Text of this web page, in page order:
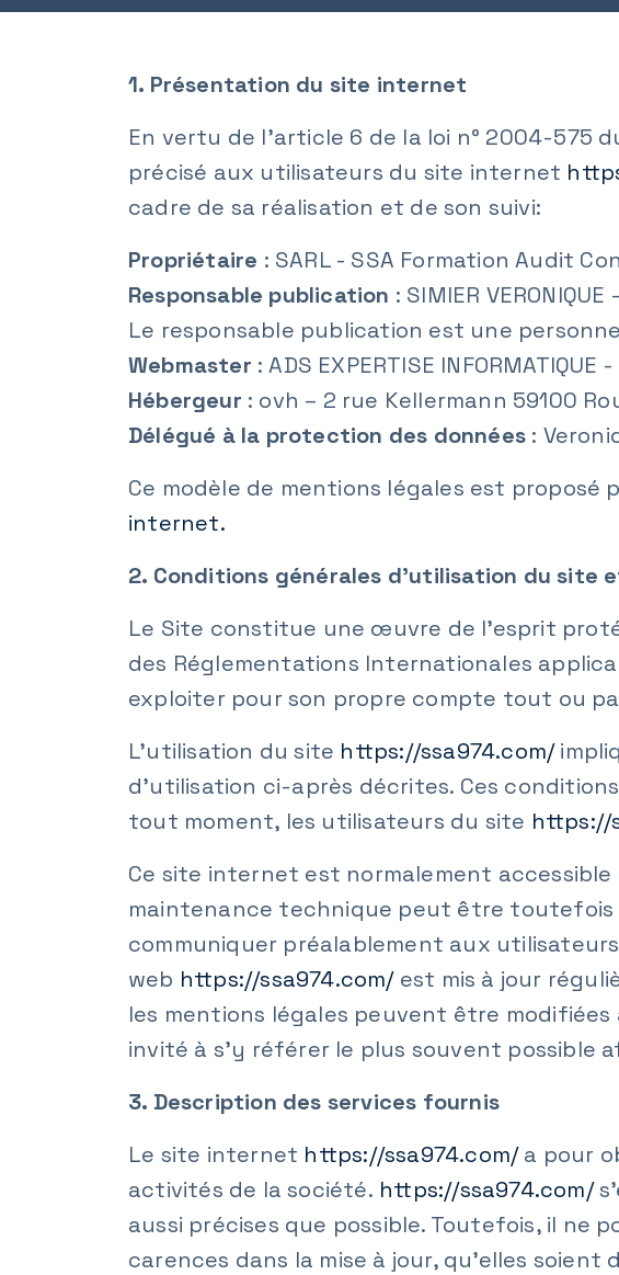
1. Présentation du site internet
En vertu de l'article 6 de la loi n° 2004-575
précisé aux utilisateurs du site internet
cadre de sa réalisation et de son suivi:
Propriétaire : SARL - SSA Formation Audit
Responsable publication : SIMIER VERONIQUE
Le responsable publication est une
Webmaster : ADS EXPERTISE INFORMATIQUE -
Hébergeur : ovh – 2 rue Kellermann 59100
Délégué à la protection des données :
Ce modèle de mentions légales est proposé
internet.
2. Conditions générales d’utilisation du site
Le Site constitue une œuvre de l’esprit
des Réglementations Internationales
exploiter pour son propre compte tout ou
L’utilisation du site https://ssa974.com/
d’utilisation ci-après décrites. Ces
tout moment, les utilisateurs du site https://
Ce site internet est normalement
maintenance technique peut être toutefois
communiquer préalablement aux
web https://ssa974.com/est mis à jour
les mentions légales peuvent être
invité à s’y référer le plus souvent possible
3. Description des services fournis
Le site internet https://ssa974.com/a pour
activités de la société. https://ssa974.com/
aussi précises que possible. Toutefois, il ne
carences dans la mise à jour, qu’elles